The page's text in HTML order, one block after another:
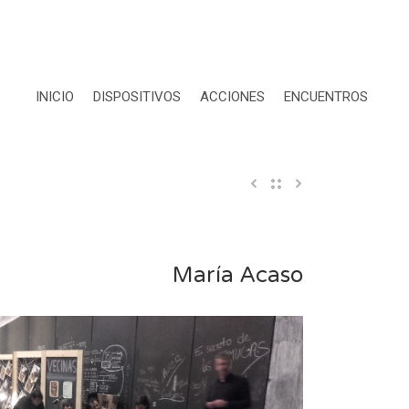
INICIO DISPOSITIVOS ACCIONES ENCUENTROS
María Acaso